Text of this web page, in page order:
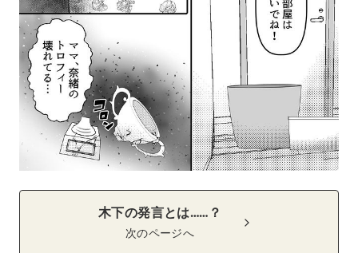
木下の発言とは……？
次のページへ